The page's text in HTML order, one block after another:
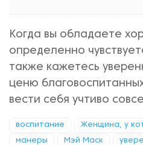
Когда вы обладаете
определенно
также кажетесь
ценю
вести себя учтиво
воспитание Женщина, у
манеры Мэй Маск